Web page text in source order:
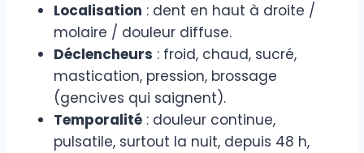
Localisation : dent en haut à droite /
molaire / douleur diffuse.
Déclencheurs : froid, chaud, sucré,
mastication, pression, brossage
(gencives qui saignent).
Temporalité : douleur continue,
pulsatile, surtout la nuit, depuis 48 h,